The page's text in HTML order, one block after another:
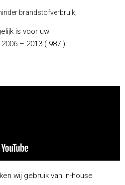
brandstofverbruik;
is voor uw
– 2013 ( 987 )
wij gebruik van in-house